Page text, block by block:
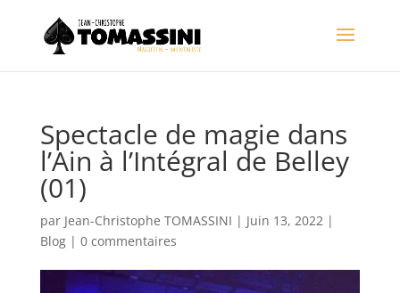
Spectacle de magie dans
l’Ain à l’Intégral de Belley
(01)
par Jean-Christophe TOMASSINI | Juin 13, 2022|
Blog| 0 commentaires